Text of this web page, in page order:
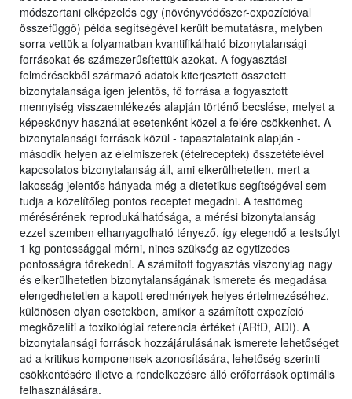
módszertani elképzelés egy (növényvédőszer-expozícióval
összefüggő) példa segítségével került bemutatásra, melyben
sorra vettük a folyamatban kvantifikálható bizonytalansági
forrásokat és számszerűsítettük azokat. A fogyasztási
felmérésekből származó adatok kiterjesztett összetett
bizonytalansága igen jelentős, fő forrása a fogyasztott
mennyiség visszaemlékezés alapján történő becslése, melyet a
képeskönyv használat esetenként közel a felére csökkenhet. A
bizonytalansági források közül - tapasztalataink alapján -
második helyen az élelmiszerek (ételreceptek) összetételével
kapcsolatos bizonytalanság áll, ami elkerülhetetlen, mert a
lakosság jelentős hányada még a dietetikus segítségével sem
tudja a közelítőleg pontos receptet megadni. A testtömeg
mérésérének reprodukálhatósága, a mérési bizonytalanság
ezzel szemben elhanyagolható tényező, így elegendő a testsúlyt
1 kg pontossággal mérni, nincs szükség az egytizedes
pontosságra törekedni. A számított fogyasztás viszonylag nagy
és elkerülhetetlen bizonytalanságának ismerete és megadása
elengedhetetlen a kapott eredmények helyes értelmezéséhez,
különösen olyan esetekben, amikor a számított expozíció
megközelíti a toxikológiai referencia értéket (ARfD, ADI). A
bizonytalansági források hozzájárulásának ismerete lehetőséget
ad a kritikus komponensek azonosítására, lehetőség szerinti
csökkentésére illetve a rendelkezésre álló erőforrások optimális
felhasználására.